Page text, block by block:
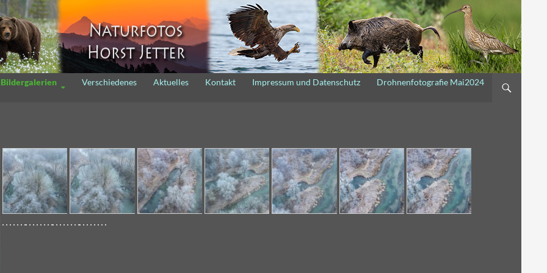
Inhalt
Bildergalerien Verschiedenes Aktuelles Kontakt Impressum und Datenschutz Drohnenfotografie Mai2024